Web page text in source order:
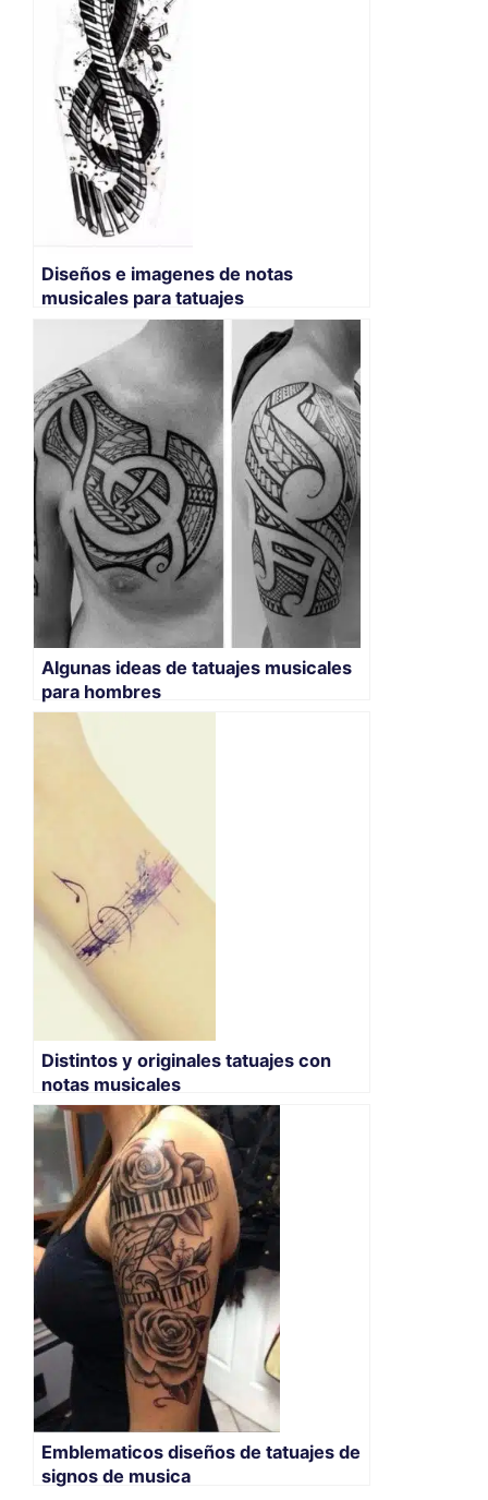
Diseños e imagenes de notas
musicales para tatuajes
Algunas ideas de tatuajes musicales
para hombres
Distintos y originales tatuajes con
notas musicales
Emblematicos diseños de tatuajes de
signos de musica